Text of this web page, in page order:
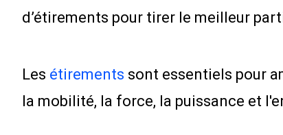
d’étirements pour tirer le meilleur
Les étirements sont essentiels pour
la mobilité, la force, la puissance et